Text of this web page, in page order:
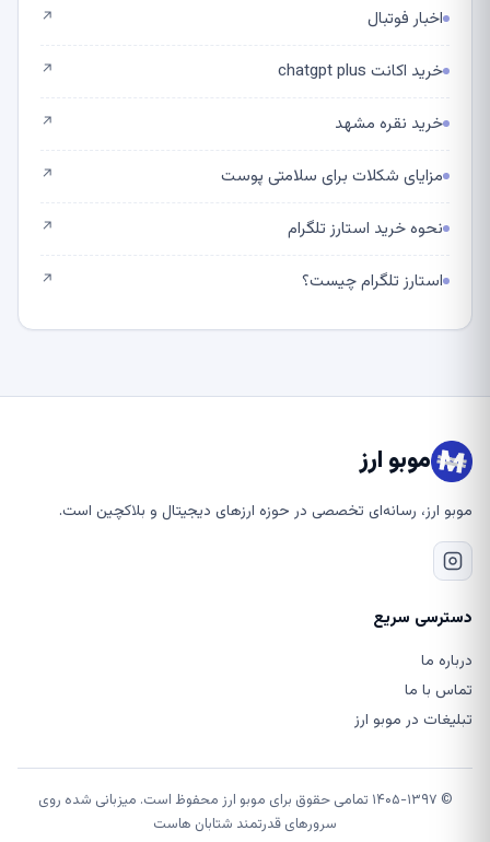
اخبار فوتبال ↗
خرید اکانت chatgpt plus ↗
خرید نقره مشهد ↗
مزایای شکلات برای سلامتی پوست ↗
نحوه خرید استارز تلگرام ↗
استارز تلگرام چیست؟ ↗
موبو ارز
موبو ارز، رسانه‌ای تخصصی در حوزه ارزهای دیجیتال و بلاکچین است.
دسترسی سریع
درباره ما
تماس با ما
تبلیغات در موبو ارز
© ۱۴۰۵-۱۳۹۷ تمامی حقوق برای موبو ارز محفوظ است. میزبانی شده روی
سرورهای قدرتمند شتابان هاست